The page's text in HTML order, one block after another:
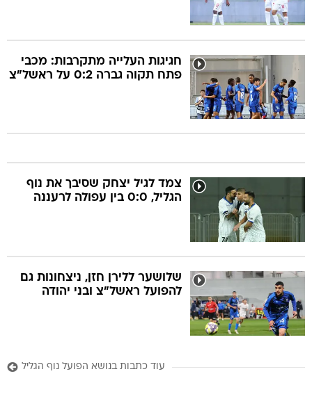
חגיגות העלייה מתקרבות: מכבי
פתח תקוה גברה 0:2 על ראשל"צ
צמד לגיל יצחק שסיבך את נוף
הגליל, 0:0 בין עפולה לרעננה
שלושער ללירן חזן, ניצחונות גם
להפועל ראשל"צ ובני יהודה
עוד כתבות בנושא הפועל נוף הגליל